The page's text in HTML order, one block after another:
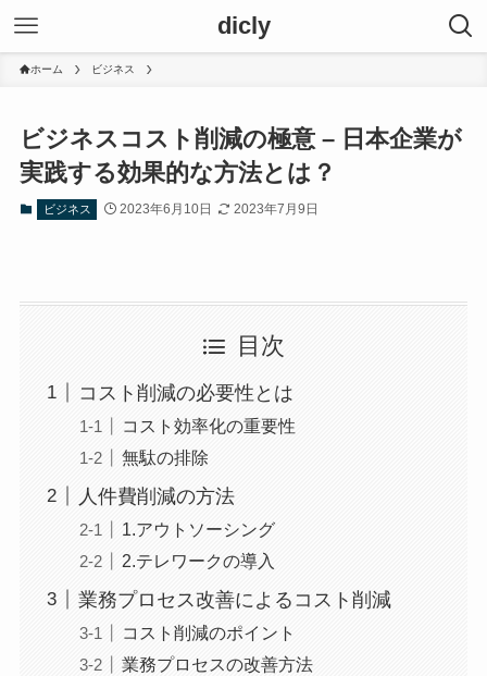
dicly
ホーム ビジネス
ビジネスコスト削減の極意 – 日本企業が
実践する効果的な方法とは？
ビジネス 2023年6月10日 2023年7月9日
目次
コスト削減の必要性とは
コスト効率化の重要性
無駄の排除
人件費削減の方法
1.アウトソーシング
2.テレワークの導入
業務プロセス改善によるコスト削減
コスト削減のポイント
業務プロセスの改善方法